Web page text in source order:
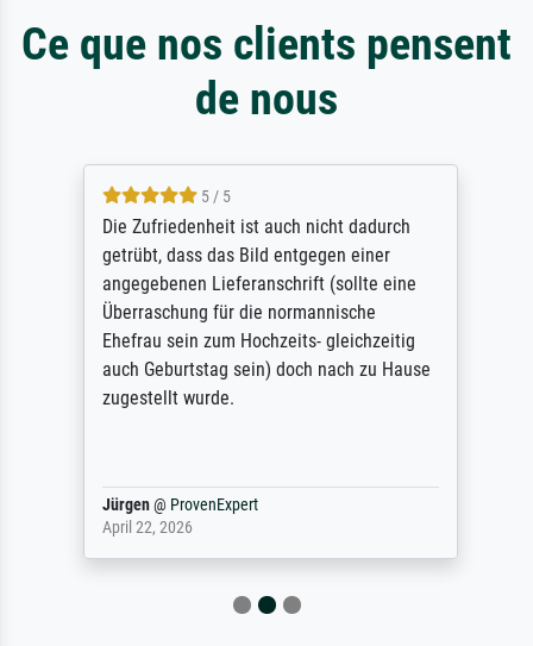
Ce que nos clients pensent
de nous
5 / 5
Die Zufriedenheit ist auch nicht dadurch
getrübt, dass das Bild entgegen einer
angegebenen Lieferanschrift (sollte eine
Überraschung für die normannische
Ehefrau sein zum Hochzeits- gleichzeitig
auch Geburtstag sein) doch nach zu Hause
zugestellt wurde.
Jürgen@ ProvenExpert
April 22, 2026